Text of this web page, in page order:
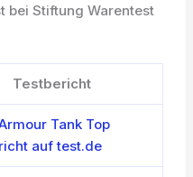
bei Stiftung Warentest
Testbericht
Tank Top
auf test.de